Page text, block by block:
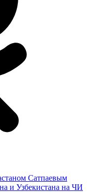
Сатпаевым
и Узбекистана на ЧИ